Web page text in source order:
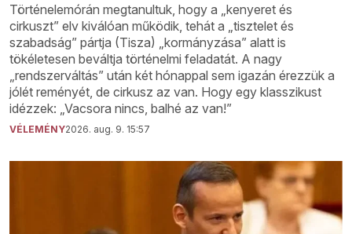
Történelemórán megtanultuk, hogy a „kenyeret és
cirkuszt” elv kiválóan működik, tehát a „tisztelet és
szabadság” pártja (Tisza) „kormányzása” alatt is
tökéletesen beváltja történelmi feladatát. A nagy
„rendszerváltás” után két hónappal sem igazán érezzük a
jólét reményét, de cirkusz az van. Hogy egy klasszikust
idézzek: „Vacsora nincs, balhé az van!”
VÉLEMÉNY2026. aug. 9. 15:57